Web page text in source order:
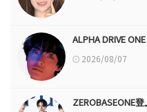
ALPHA DRIVE
2026/08/07
ZEROBASEONE